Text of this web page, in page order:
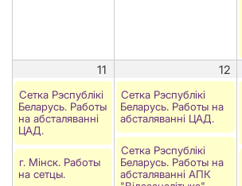
11 12
Сетка Рэспублікі
Беларусь. Работы
на абсталяванні
ЦАД.
г. Мінск. Работы
на сетцы.
Сетка Рэспублікі
Беларусь. Работы на
абсталяванні ЦАД.
Сетка Рэспублікі
Беларусь. Работы на
абсталяванні АПК